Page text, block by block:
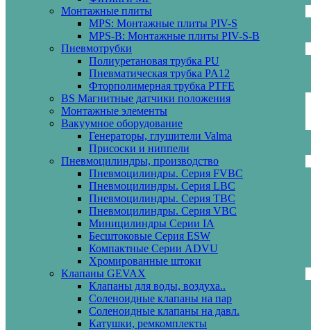
Монтажные плиты
MPS: Монтажные плиты PIV-S
MPS-B: Монтажные плиты PIV-S-B
Пневмотрубки
Полиуретановая трубка PU
Пневматическая трубка PA12
Фторполимерная трубка PTFE
BS Магнитные датчики положения
Монтажные элементы
Вакуумное оборудование
Генераторы, глушители Valma
Присоски и ниппели
Пневмоцилиндры, производство
Пневмоцилиндры. Серия FVBC
Пневмоцилиндры. Серия LBC
Пневмоцилиндры. Серия TBC
Пневмоцилиндры. Серия VBC
Миницилиндры Cерии IA
Бесштоковые Серия ESW
Компактные Серии ADVU
Хромированные штоки
Клапаны GEVAX
Клапаны для воды, воздуха..
Соленоидные клапаны на пар
Соленоидные клапаны на давл.
Катушки, ремкомплекты